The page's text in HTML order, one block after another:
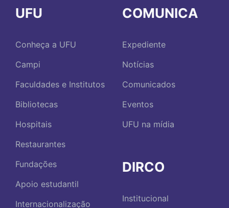
UFU
Conheça a UFU
Campi
Faculdades e Institutos
Bibliotecas
Hospitais
Restaurantes
Fundações
Apoio estudantil
Internacionalização
COMUNICA
Expediente
Notícias
Comunicados
Eventos
UFU na mídia
DIRCO
Institucional